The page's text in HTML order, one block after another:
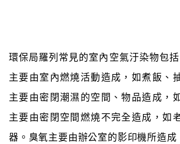
環保局羅列常見的室內空氣汙染物包
主要由室內燃燒活動造成，如煮飯、
主要由密閉潮濕的空間、物品造成，
主要由密閉空間燃燒不完全造成，如
器。臭氧主要由辦公室的影印機所造成